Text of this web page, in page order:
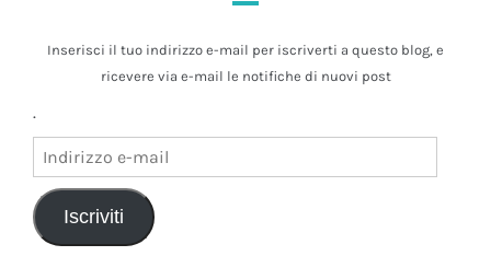
Inserisci il tuo indirizzo e-mail per iscriverti a questo blog, e
ricevere via e-mail le notifiche di nuovi post
.
mail
Iscriviti